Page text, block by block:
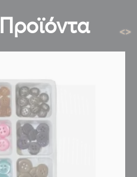
Προϊόντα <>